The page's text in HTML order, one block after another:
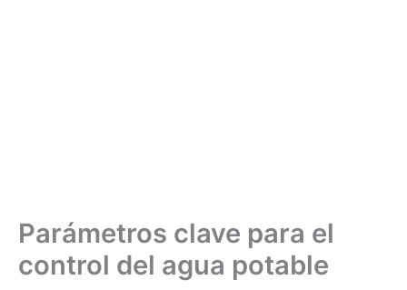
Parámetros clave para el
control del agua potable